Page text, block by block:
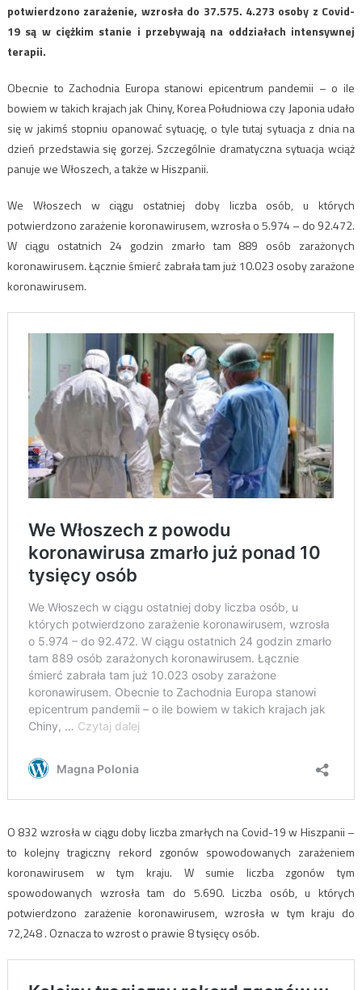
potwierdzono zarażenie, wzrosła do 37.575. 4.273 osoby z Covid-
19 są w ciężkim stanie i przebywają na oddziałach intensywnej
terapii.
Obecnie to Zachodnia Europa stanowi epicentrum pandemii – o ile
bowiem w takich krajach jak Chiny, Korea Południowa czy Japonia udało
się w jakimś stopniu opanować sytuację, o tyle tutaj sytuacja z dnia na
dzień przedstawia się gorzej. Szczególnie dramatyczna sytuacja wciąż
panuje we Włoszech, a także w Hiszpanii.
We Włoszech w ciągu ostatniej doby liczba osób, u których
potwierdzono zarażenie koronawirusem, wzrosła o 5.974 – do 92.472.
W ciągu ostatnich 24 godzin zmarło tam 889 osób zarażonych
koronawirusem. Łącznie śmierć zabrała tam już 10.023 osoby zarażone
koronawirusem.
O 832 wzrosła w ciągu doby liczba zmarłych na Covid-19 w Hiszpanii –
to kolejny tragiczny rekord zgonów spowodowanych zarażeniem
koronawirusem w tym kraju. W sumie liczba zgonów tym
spowodowanych wzrosła tam do 5.690. Liczba osób, u których
potwierdzono zarażenie koronawirusem, wzrosła w tym kraju do
72,248 . Oznacza to wzrost o prawie 8 tysięcy osób.